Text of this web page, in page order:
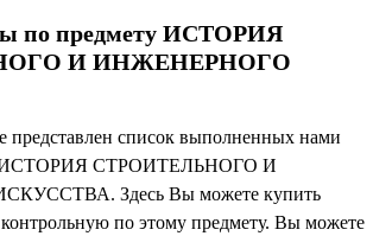
по предмету ИСТОРИЯ
И ИНЖЕНЕРНОГО
представлен список выполненных нами
ИСТОРИЯ СТРОИТЕЛЬНОГО И
Здесь Вы можете купить
по этому предмету. Вы можете